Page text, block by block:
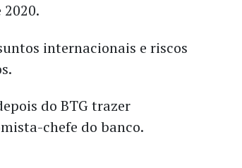
internacionais e riscos
do BTG trazer
chefe do banco.